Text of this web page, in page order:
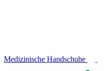
Medizinische Handschuhe